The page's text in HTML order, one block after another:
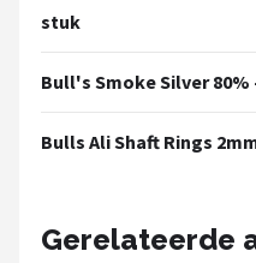
stuk
Bull's Smoke Silver 80%
Bulls Ali Shaft Rings
Gerelateerde